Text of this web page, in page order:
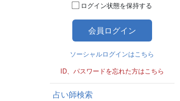
ログイン状態を保持する
ソーシャルログインはこちら
ID、パスワードを忘れた方はこちら
占い師検索